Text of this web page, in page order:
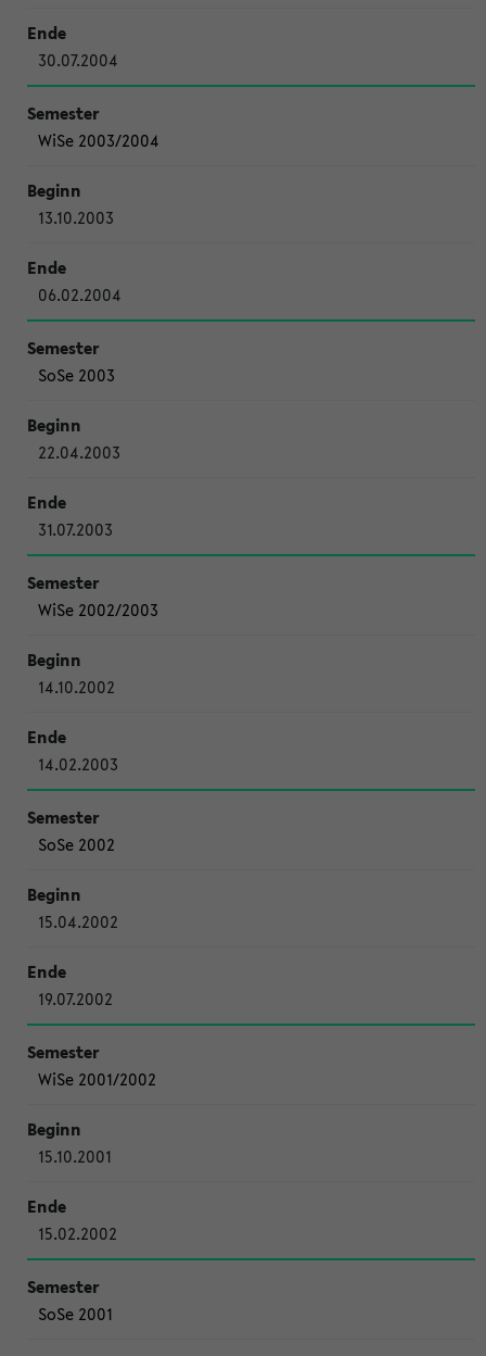
30.07.2004
WiSe 2003/2004
13.10.2003
06.02.2004
SoSe 2003
22.04.2003
31.07.2003
WiSe 2002/2003
14.10.2002
14.02.2003
SoSe 2002
15.04.2002
19.07.2002
WiSe 2001/2002
15.10.2001
15.02.2002
SoSe 2001